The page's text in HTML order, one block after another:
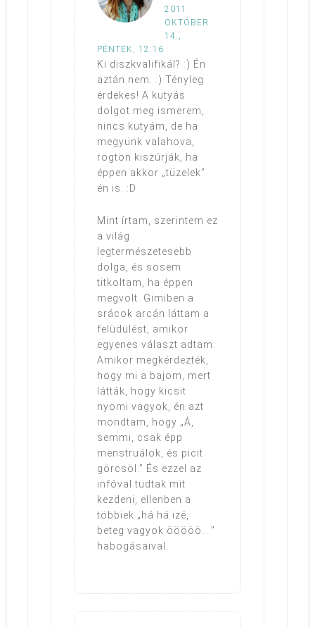
2011.
OKTÓBER
14.,
PÉNTEK, 12:16
Ki diszkvalifikál? :) Én
aztán nem. :) Tényleg
érdekes! A kutyás
dolgot meg ismerem,
nincs kutyám, de ha
megyünk valahova,
rögtön kiszúrják, ha
éppen akkor „tüzelek”
én is. :D
Mint írtam, szerintem ez
a világ
legtermészetesebb
dolga, és sosem
titkoltam, ha éppen
megvolt. Gimiben a
srácok arcán láttam a
felüdülést, amikor
egyenes választ adtam.
Amikor megkérdezték,
hogy mi a bajom, mert
látták, hogy kicsit
nyomi vagyok, én azt
mondtam, hogy „Á,
semmi, csak épp
menstruálok, és picit
görcsöl.” És ezzel az
infóval tudtak mit
kezdeni, ellenben a
többiek „há há izé,
beteg vagyok ööööö….”
habogásaival.